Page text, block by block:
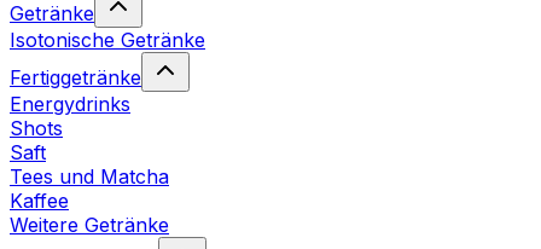
Getränke
Isotonische Getränke
Fertiggetränke
Energydrinks
Shots
Saft
Tees und Matcha
Kaffee
Weitere Getränke